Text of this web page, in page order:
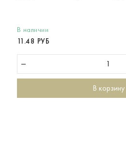
В наличии
11.48 РУБ
В корзину